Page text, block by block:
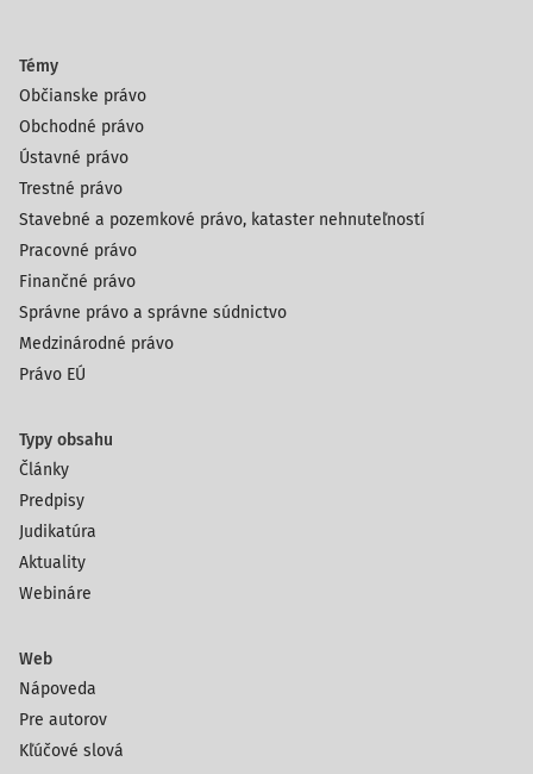
Témy
Občianske právo
Obchodné právo
Ústavné právo
Trestné právo
Stavebné a pozemkové právo, kataster nehnuteľností
Pracovné právo
Finančné právo
Správne právo a správne súdnictvo
Medzinárodné právo
Právo EÚ
Typy obsahu
Články
Predpisy
Judikatúra
Aktuality
Webináre
Web
Nápoveda
Pre autorov
Kľúčové slová